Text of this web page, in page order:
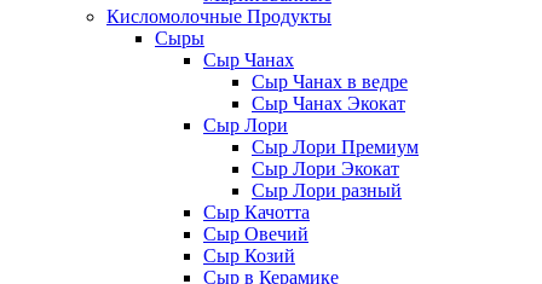
Кисломолочные Продукты
Сыры
Сыр Чанах
Сыр Чанах в ведре
Сыр Чанах Экокат
Сыр Лори
Сыр Лори Премиум
Сыр Лори Экокат
Сыр Лори разный
Сыр Качотта
Сыр Овечий
Сыр Козий
Сыр в Керамике